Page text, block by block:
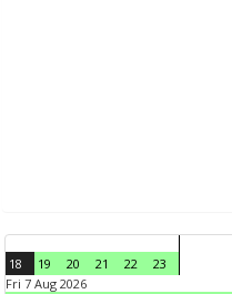
18 19 20 21 22
23
Fri 7 Aug 2026